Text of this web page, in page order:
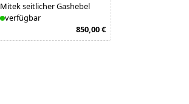
Mitek seitlicher Gashebel
verfügbar
850,00 €